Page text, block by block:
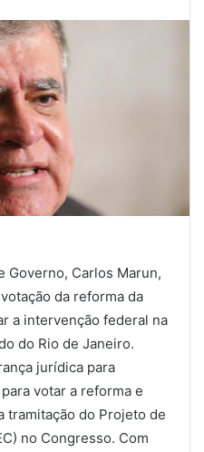
Governo, Carlos Marun,
da reforma da
a intervenção federal na
do Rio de Janeiro.
jurídica para
votar a reforma e
tramitação do Projeto de
no Congresso. Com